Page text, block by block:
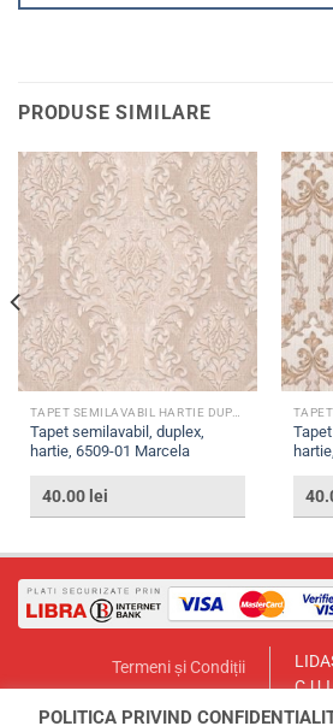
PRODUSE SIMILARE
Tapet semilavabil, duplex,
hartie, 6509-01 Marcela
40.00 lei
Termeni și Condiții
POLITICA PRIVIND